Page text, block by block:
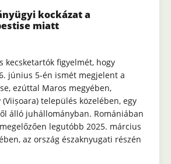
kockázat a
miatt
kecsketartók figyelmét, hogy
június 5-én ismét megjelent a
ezúttal Maros megyében,
település közelében, egy
álló juhállományban. Romániában
legutóbb 2025. március
az ország északnyugati részén